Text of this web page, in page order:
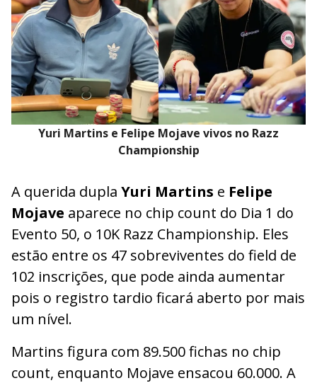
Yuri Martins e Felipe Mojave vivos no Razz
Championship
A querida dupla Yuri Martins e Felipe
Mojave aparece no chip count do Dia 1 do
Evento 50, o 10K Razz Championship. Eles
estão entre os 47 sobreviventes do field de
102 inscrições, que pode ainda aumentar
pois o registro tardio ficará aberto por mais
um nível.
Martins figura com 89.500 fichas no chip
count, enquanto Mojave ensacou 60.000. A